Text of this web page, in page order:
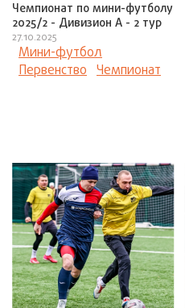
Чемпионат по мини-футболу
2025/2 - Дивизион А - 2 тур
27.10.2025
Мини-футбол
Первенство Чемпионат